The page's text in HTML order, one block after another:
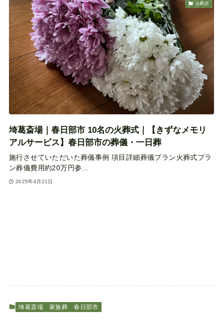
火葬式
埼葛斎場｜春日部市 10名の火葬式｜【きずなメモリ
アルサービス】春日部市の葬儀・一日葬
施行させていただいた葬儀事例 項目詳細葬儀プラン火葬式プラ
ン葬儀費用約20万円参...
2025年4月21日
埼葛斎場 家族葬 春日部市